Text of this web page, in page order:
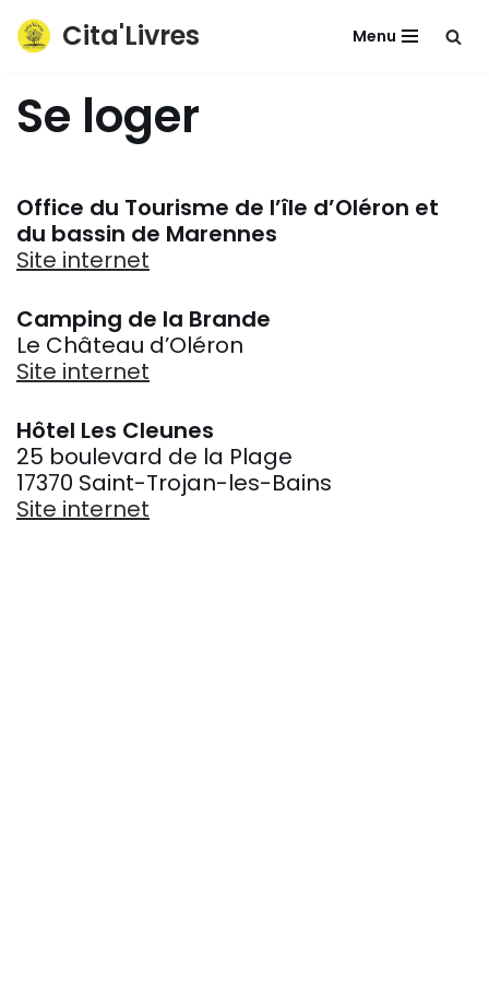
Aller
contenu
Cita'Livres Menu
Se loger
Office du Tourisme de l’île d’Oléron et
du bassin de Marennes
Site internet
Camping de la Brande
Le Château d’Oléron
Site internet
Hôtel Les Cleunes
25 boulevard de la Plage
17370 Saint-Trojan-les-Bains
Site internet